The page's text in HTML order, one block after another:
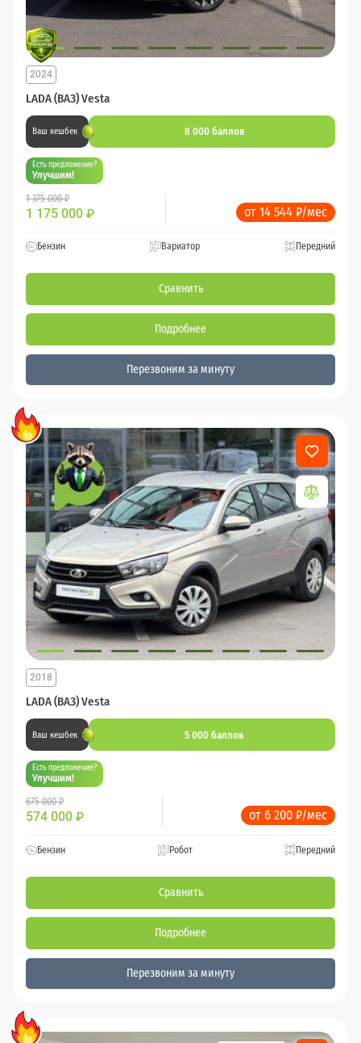
LADA (ВАЗ) Vesta
2024
Ваш кешбек 8 000 баллов
Есть предложение?
Улучшим!
1 375 000 ₽
1 175 000 ₽ от 14 544 ₽/мес
Бензин Вариатор Передний
Сравнить
Подробнее
Перезвоним за минуту
LADA (ВАЗ) Vesta
2018
Ваш кешбек 5 000 баллов
Есть предложение?
Улучшим!
675 000 ₽
574 000 ₽ от 6 200 ₽/мес
Бензин Робот Передний
Сравнить
Подробнее
Перезвоним за минуту